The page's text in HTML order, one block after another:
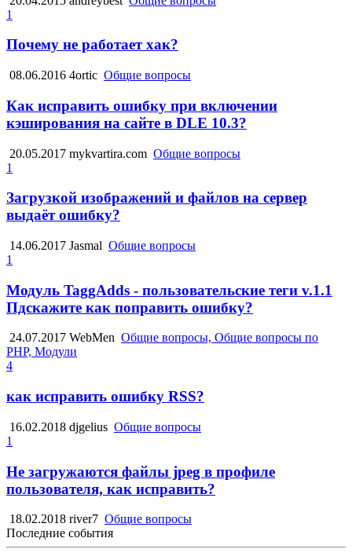
1
Почему не работает хак?
08.06.2016 4ortic Общие вопросы
Как исправить ошибку при включении
кэширования на сайте в DLE 10.3?
20.05.2017 mykvartira.com Общие вопросы
1
Загрузкой изображений и файлов на сервер
выдаёт ошибку?
14.06.2017 Jasmal Общие вопросы
1
Модуль TaggAdds - пользовательские теги v.1.1
Пдскажите как поправить ошибку?
24.07.2017 WebMen Общие вопросы, Общие вопросы по
PHP, Модули
4
как исправить ошибку RSS?
16.02.2018 djgelius Общие вопросы
1
Не загружаются файлы jpeg в профиле
пользователя, как исправить?
18.02.2018 river7 Общие вопросы
Последние события